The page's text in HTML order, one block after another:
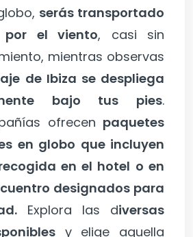
serás transportado
por el viento, casi sin
mientras observas
de Ibiza se despliega
bajo tus pies.
ofrecen paquetes
en globo que incluyen
en el hotel o en
designados para
Explora las diversas
y elige aquella